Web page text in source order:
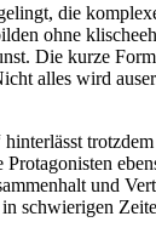
die
ohne
Die kurze
alles wird
hinterlässt
Protagonisten
und
schwierigen